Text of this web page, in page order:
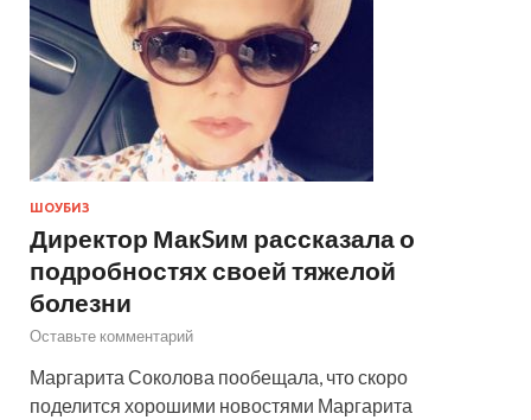
ШОУБИЗ
Директор МакSим рассказала о
подробностях своей тяжелой
болезни
Оставьте комментарий
Маргарита Соколова пообещала, что скоро
поделится хорошими новостями Маргарита